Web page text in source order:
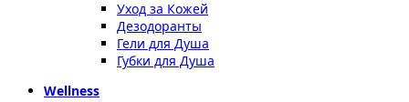
Уход за Кожей
Дезодоранты
Гели для Душа
Губки для Душа
Wellness